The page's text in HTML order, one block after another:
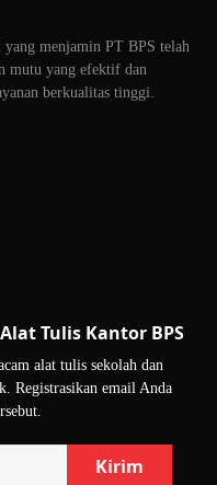
menjamin PT BPS telah
mutu yang efektif dan
berkualitas tinggi.
Tulis Kantor BPS
alat tulis sekolah dan
Registrasikan email Anda